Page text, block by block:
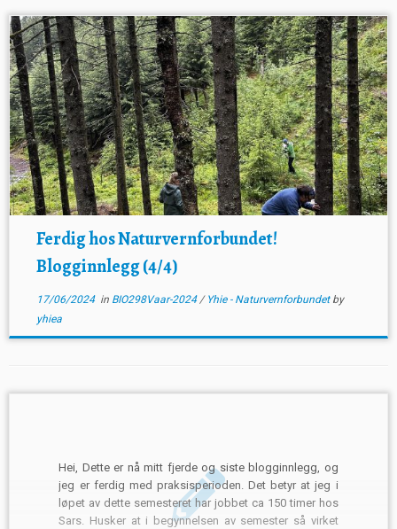
Ferdig hos Naturvernforbundet!
Blogginnlegg (4/4)
17/06/2024in BIO298Vaar-2024/ Yhie - Naturvernforbundet by
yhiea
Hei, Dette er nå mitt fjerde og siste blogginnlegg, og
jeg er ferdig med praksisperioden. Det betyr at jeg i
løpet av dette semesteret har jobbet ca 150 timer hos
Sars. Husker at i begynnelsen av semester så virket